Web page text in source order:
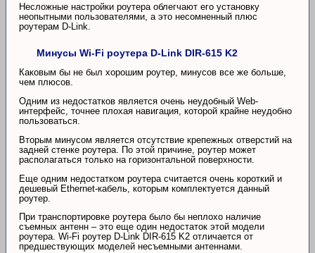
Несложные настройки роутера облегчают его установку
неопытными пользователями, а это несомненный плюс
роутерам D-Link.
Минусы Wi-Fi роутера D-Link DIR-615 K2
Каковым бы не был хорошим роутер, минусов все же больше,
чем плюсов.
Одним из недостатков является очень неудобный Web-
интерфейс, точнее плохая навигация, которой крайне неудобно
пользоваться.
Вторым минусом является отсутствие крепежных отверстий на
задней стенке роутера. По этой причине, роутер может
располагаться только на горизонтальной поверхности.
Еще одним недостатком роутера считается очень короткий и
дешевый Ethernet-кабель, которым комплектуется данный
роутер.
При транспортировке роутера было бы неплохо наличие
съемных антенн – это еще один недостаток этой модели
роутера. Wi-Fi роутер D-Link DIR-615 K2 отличается от
предшествующих моделей несъемными антеннами.